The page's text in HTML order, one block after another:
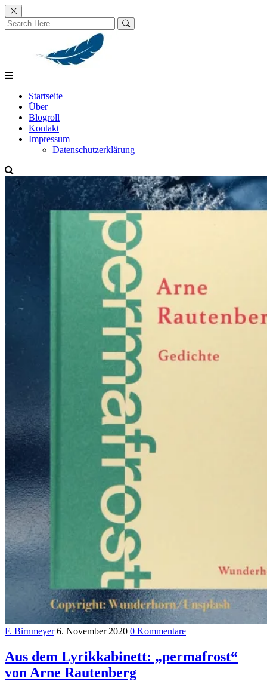
Skip
to
content
Startseite
Über
Blogroll
Kontakt
Impressum
Datenschutzerklärung
F. Birnmeyer 6. November 2020 0 Kommentare
Aus dem Lyrikkabinett: „permafrost“
von Arne Rautenberg